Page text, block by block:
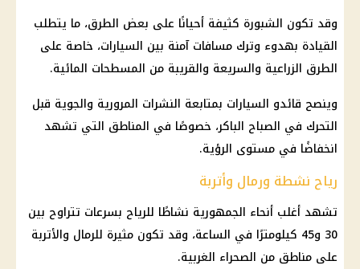
وقد تكون الشبورة كثيفة أحيانًا على بعض الطرق، ما يتطلب
القيادة بهدوء وترك مسافات آمنة بين السيارات، خاصة على
الطرق الزراعية والسريعة والقريبة من المسطحات المائية.
وينصح قائدو السيارات بمتابعة النشرات المرورية والجوية قبل
التحرك في الصباح الباكر، خصوصًا في المناطق التي تشهد
انخفاضًا في مستوى الرؤية.
رياح نشطة ورمال وأتربة
تشهد أغلب أنحاء الجمهورية نشاطًا للرياح بسرعات تتراوح بين
30 و45 كيلومترًا في الساعة، وقد تكون مثيرة للرمال والأتربة
على مناطق من الصحراء الغربية.